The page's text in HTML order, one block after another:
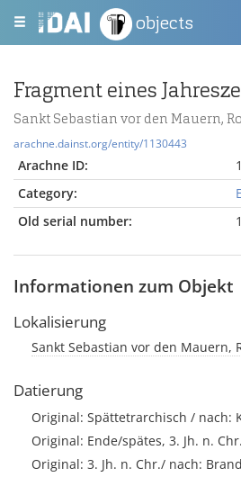
objects
Sankt Sebastian vor den Mauern,
arachne.dainst.org/entity/1130443
Arachne ID:
Category:
Old serial number:
Informationen zum Objekt
Lokalisierung
Sankt Sebastian vor den Mauern,
Datierung
Original: Spättetrarchisch / nach:
Original: Ende/spätes, 3. Jh. n.
Original: 3. Jh. n. Chr./ nach: